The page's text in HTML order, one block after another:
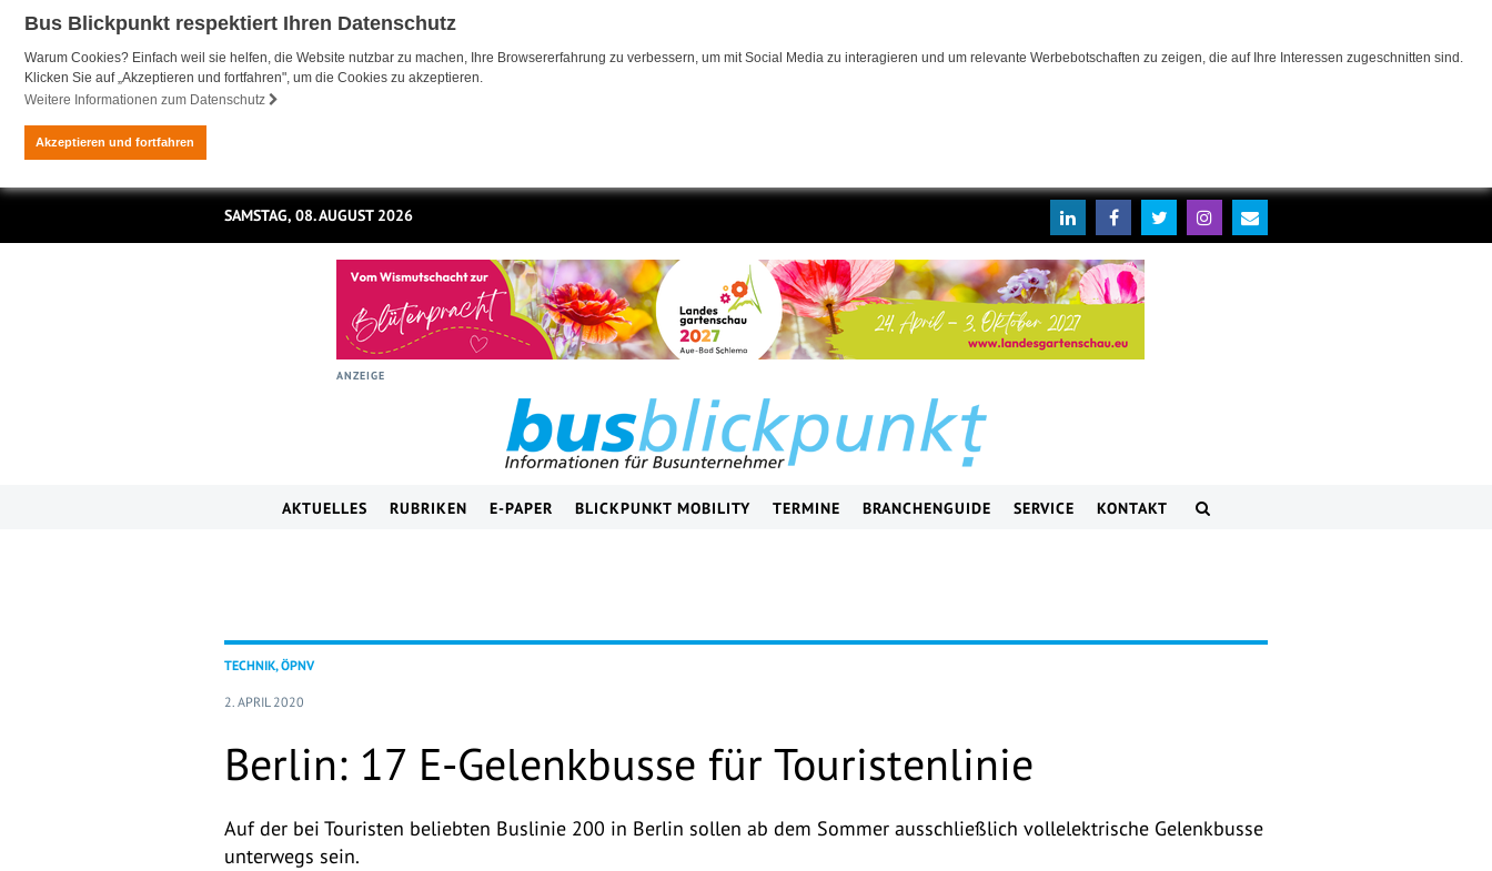
Bus Blickpunkt respektiert Ihren Datenschutz
Warum Cookies? Einfach weil sie helfen, die Website nutzbar zu machen, Ihre Browsererfahrung zu verbessern, um mit Social Media zu interagieren und um relevante Werbebotschaften zu zeigen, die auf Ihre Interessen zugeschnitten sind.
Klicken Sie auf „Akzeptieren und fortfahren", um die Cookies zu akzeptieren.
Weitere Informationen zum Datenschutz
Akzeptieren und fortfahren
SAMSTAG, 08. AUGUST 2026
ANZEIGE
AKTUELLES RUBRIKEN E-PAPER BLICKPUNKT MOBILITY TERMINE BRANCHENGUIDE SERVICE KONTAKT
TECHNIK, ÖPNV
2. APRIL 2020
Berlin: 17 E-Gelenkbusse für Touristenlinie
Auf der bei Touristen beliebten Buslinie 200 in Berlin sollen ab dem Sommer ausschließlich vollelektrische Gelenkbusse
unterwegs sein.